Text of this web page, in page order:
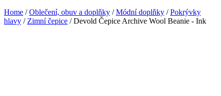
Home /Oblečení, obuv a doplňky /Módní doplňky /Pokrývky
hlavy / Zimní čepice / Devold Čepice Archive Wool Beanie - Ink